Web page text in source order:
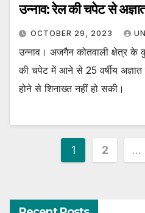
उन्नाव: रेल की चपेट से
OCTOBER 29, 2023
उन्नाव। अजगैन कोतवाली क्षेत्र
की चपेट में आने से 25 वर्षीय अज्ञात
होने से शिनाख्त नहीं हो सकी।
Posts
1 2 …